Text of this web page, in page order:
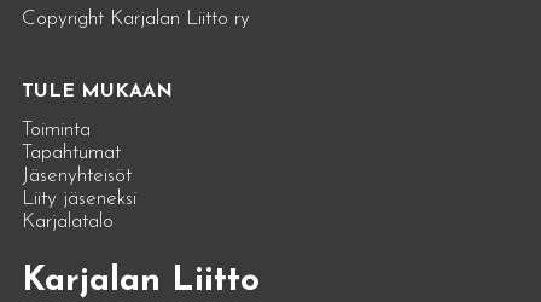
Copyright Karjalan Liitto ry
TULE MUKAAN
Toiminta
Tapahtumat
Jäsenyhteisöt
Liity jäseneksi
Karjalatalo
Karjalan Liitto